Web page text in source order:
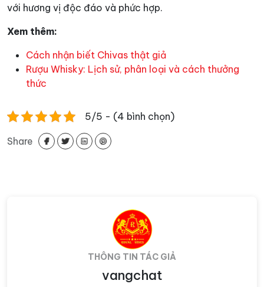
với hương vị độc đáo và phức hợp.
Xem thêm:
Cách nhận biết Chivas thật giả
Rượu Whisky: Lịch sử, phân loại và cách thưởng
thức
5/5 - (4 bình chọn)
Share
THÔNG TIN TÁC GIẢ
vangchat